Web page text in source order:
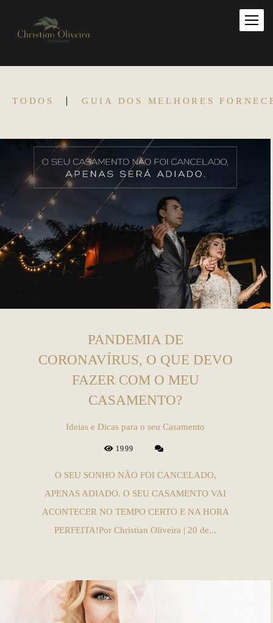
TODOS GUIA DOS MELHORES
PANDEMIA DE
CORONAVÍRUS, O QUE DEVO
FAZER COM O MEU
CASAMENTO?
Ideias e Dicas para o seu Casamento
1999
O SEU SONHO NÃO FOI CANCELADO,
APENAS ADIADO. O SEU CASAMENTO VAI
ACONTECER NO TEMPO CERTO E NA HORA
PERFEITA!Por Christian Oliveira | 20 de...